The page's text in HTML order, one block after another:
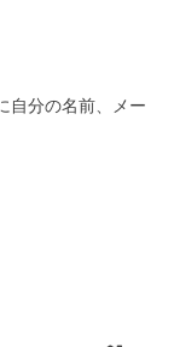
自分の名前、メー